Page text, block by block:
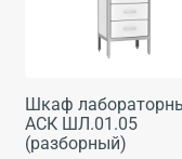
Шкаф
АСК ШЛ.01.05
(разборный)